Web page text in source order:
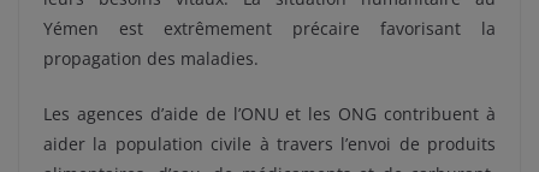
Yémen est extrêmement précaire favorisant la
propagation des maladies.
Les agences d’aide de l’ONU et les ONG contribuent à
aider la population civile à travers l’envoi de produits